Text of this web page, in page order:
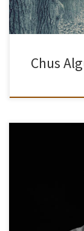
Chus
El fotógrafo
15 años de la